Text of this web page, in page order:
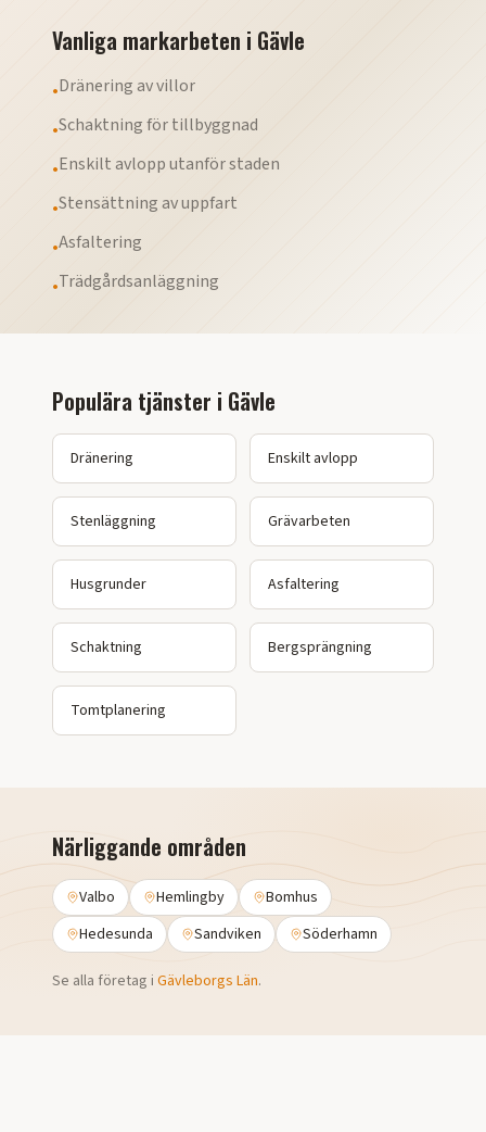
Vanliga markarbeten i Gävle
•Dränering av villor
•Schaktning för tillbyggnad
•Enskilt avlopp utanför staden
•Stensättning av uppfart
•Asfaltering
•Trädgårdsanläggning
Populära tjänster i Gävle
Dränering Enskilt avlopp
Stenläggning Grävarbeten
Husgrunder Asfaltering
Schaktning Bergsprängning
Tomtplanering
Närliggande områden
Valbo Hemlingby
Bomhus
Hedesunda
Sandviken Söderhamn
Se alla företag i Gävleborgs Län.